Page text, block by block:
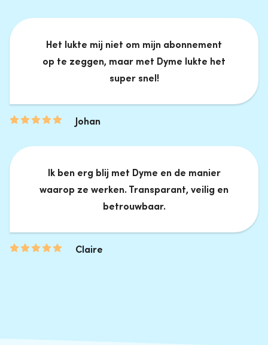
Het lukte mij niet om mijn abonnement
op te zeggen, maar met Dyme lukte het
super snel!
Johan
Ik ben erg blij met Dyme en de manier
waarop ze werken. Transparant, veilig en
betrouwbaar.
Claire